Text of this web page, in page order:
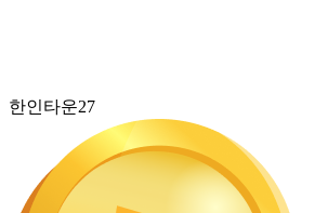
한인타운27